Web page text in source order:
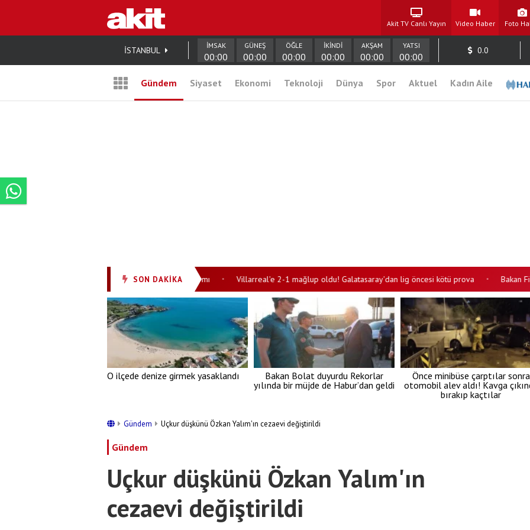
Akit TV Canlı Yayın Video Haber Foto
İSTANBUL İMSAK
00:00
GÜNEŞ
00:00
ÖĞLE
00:00
İKİNDİ
00:00
AKŞAM
00:00
YATSI
00:00
0.0
Gündem Siyaset Ekonomi Teknoloji Dünya Spor Aktuel Kadın Aile
SON DAKİKA
Hopa açıklarında şüpheli deniz aracı alarmı • Villarreal'e 2-1 mağlup oldu! Galatasaray'dan lig öncesi kötü prova • Bakan
O ilçede denize girmek yasaklandı
Bakan Bolat duyurdu Rekorlar
yılında bir müjde de Habur’dan geldi
Önce minibüse çarptılar sonra
otomobil alev aldı! Kavga
bırakıp kaçtılar
Gündem Uçkur düşkünü Özkan Yalım'ın cezaevi değiştirildi
Gündem
Uçkur düşkünü Özkan Yalım'ın
cezaevi değiştirildi